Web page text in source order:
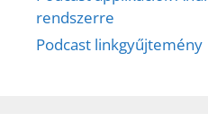
rendszerre
Podcast linkgyűjtemény